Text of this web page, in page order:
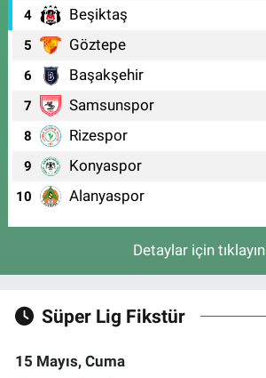
4 Beşiktaş
5 Göztepe
6 Başakşehir
7 Samsunspor
8 Rizespor
9 Konyaspor
10 Alanyaspor
Detaylar için tıklayın
Süper Lig Fikstür
15 Mayıs, Cuma